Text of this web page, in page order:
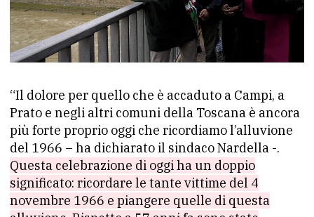
“Il dolore per quello che è accaduto a Campi, a
Prato e negli altri comuni della Toscana è ancora
più forte proprio oggi che ricordiamo l’alluvione
del 1966 – ha dichiarato il sindaco Nardella -.
Questa celebrazione di oggi ha un doppio
significato: ricordare le tante vittime del 4
novembre 1966 e piangere quelle di questa